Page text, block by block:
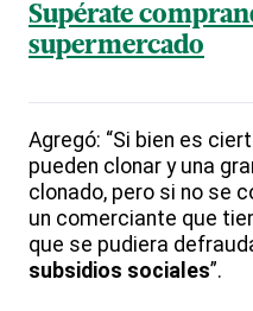
Supérate
supermercado
Agregó: “Si bien es
pueden clonar y una
clonado, pero si no se
un comerciante que
que se pudiera
subsidios sociales”.